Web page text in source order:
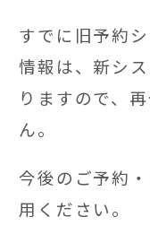
すでに旧予約
情報は、新シ
りますので、
ん。
今後のご予約
用ください。